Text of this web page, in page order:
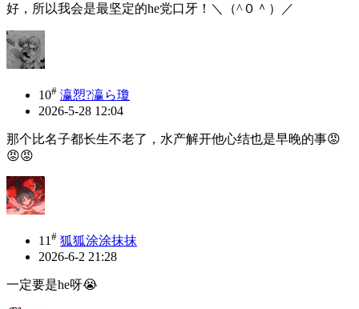
好，所以我会是最坚定的he党口牙！＼（^０＾）／
10# 瀛愬?瀛ら瓊
2026-5-28 12:04
那个比名子都长生不老了，水产解开他心结也是早晚的事😡
😡😡
11# 狐狐涂涂抹抹
2026-6-2 21:28
一定要是he呀😭